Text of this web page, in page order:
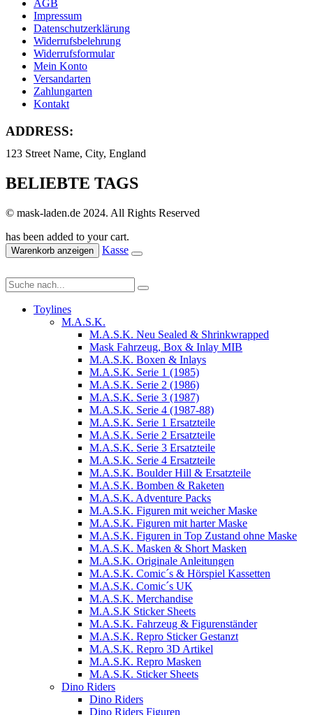
AGB
Impressum
Datenschutzerklärung
Widerrufsbelehrung
Widerrufsformular
Mein Konto
Versandarten
Zahlungarten
Kontakt
ADDRESS:
123 Street Name, City, England
BELIEBTE TAGS
© mask-laden.de 2024. All Rights Reserved
has been added to your cart.
Warenkorb anzeigen Kasse
Toylines
M.A.S.K.
M.A.S.K. Neu Sealed & Shrinkwrapped
Mask Fahrzeug, Box & Inlay MIB
M.A.S.K. Boxen & Inlays
M.A.S.K. Serie 1 (1985)
M.A.S.K. Serie 2 (1986)
M.A.S.K. Serie 3 (1987)
M.A.S.K. Serie 4 (1987-88)
M.A.S.K. Serie 1 Ersatzteile
M.A.S.K. Serie 2 Ersatzteile
M.A.S.K. Serie 3 Ersatzteile
M.A.S.K. Serie 4 Ersatzteile
M.A.S.K. Boulder Hill & Ersatzteile
M.A.S.K. Bomben & Raketen
M.A.S.K. Adventure Packs
M.A.S.K. Figuren mit weicher Maske
M.A.S.K. Figuren mit harter Maske
M.A.S.K. Figuren in Top Zustand ohne Maske
M.A.S.K. Masken & Short Masken
M.A.S.K. Originale Anleitungen
M.A.S.K. Comic´s & Hörspiel Kassetten
M.A.S.K. Comic´s UK
M.A.S.K. Merchandise
M.A.S.K Sticker Sheets
M.A.S.K. Fahrzeug & Figurenständer
M.A.S.K. Repro Sticker Gestanzt
M.A.S.K. Repro 3D Artikel
M.A.S.K. Repro Masken
M.A.S.K. Sticker Sheets
Dino Riders
Dino Riders
Dino Riders Figuren